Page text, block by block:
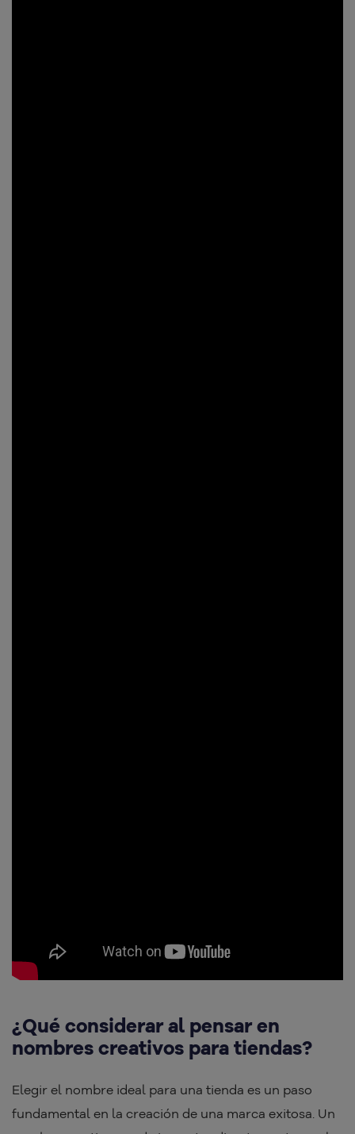
¿Qué considerar al pensar en
nombres creativos para tiendas?
Elegir el nombre ideal para una tienda es un paso
fundamental en la creación de una marca exitosa. Un